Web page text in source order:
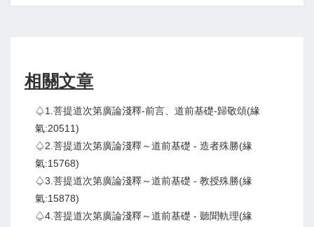
相關文章
♤1.菩提道次第廣論淺釋-前言、道前基礎-歸敬頌(緣
氣:20511)
♤2.菩提道次第廣論淺釋～道前基礎 - 造者殊勝(緣
氣:15768)
♤3.菩提道次第廣論淺釋～道前基礎 - 教授殊勝(緣
氣:15878)
♤4.菩提道次第廣論淺釋～道前基礎 - 聽聞軌理(緣